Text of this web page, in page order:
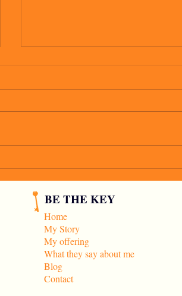
C'è un tipo che mi piace
BE THE KEY
Home
My Story
My offering
What they say about me
Blog
Contact